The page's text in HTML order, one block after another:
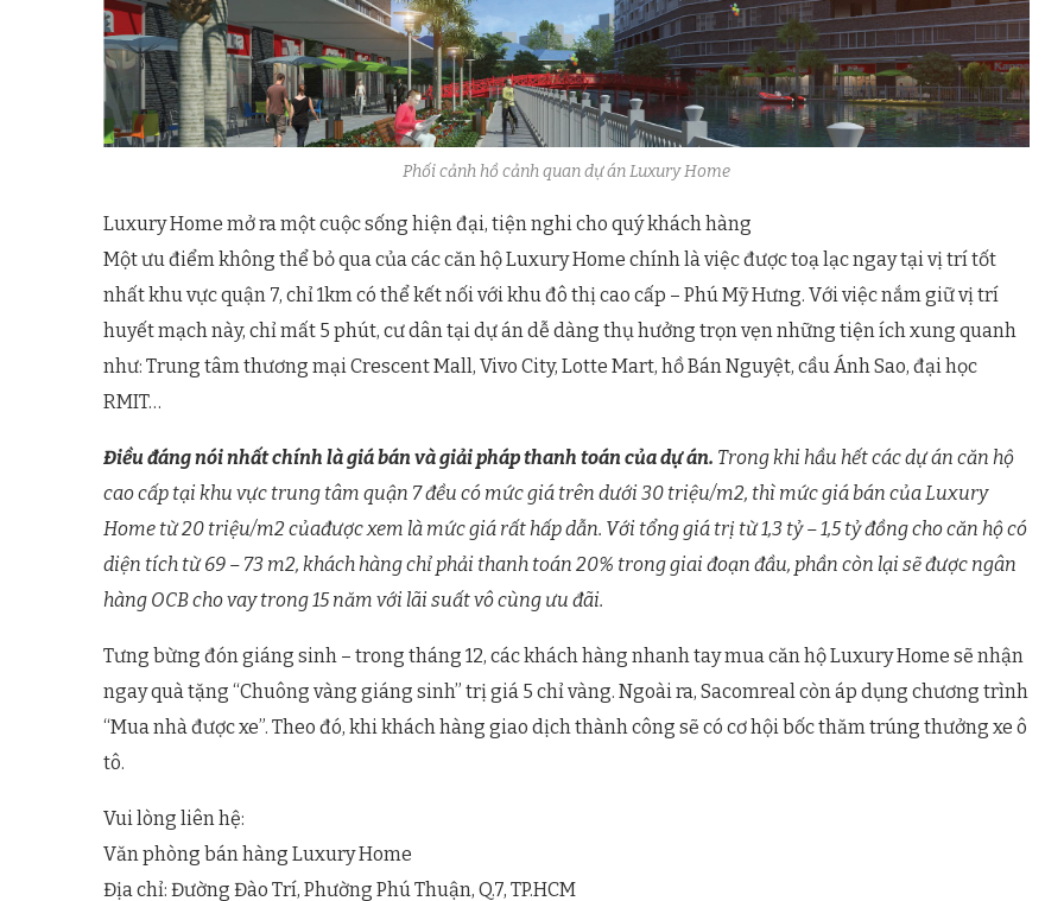
Phối cảnh hồ cảnh quan dự án Luxury Home
Luxury Home mở ra một cuộc sống hiện đại, tiện nghi cho quý khách hàng
Một ưu điểm không thể bỏ qua của các căn hộ Luxury Home chính là việc được toạ lạc ngay tại vị trí tốt
nhất khu vực quận 7, chỉ 1km có thể kết nối với khu đô thị cao cấp – Phú Mỹ Hưng. Với việc nắm giữ vị trí
huyết mạch này, chỉ mất 5 phút, cư dân tại dự án dễ dàng thụ hưởng trọn vẹn những tiện ích xung quanh
như: Trung tâm thương mại Crescent Mall, Vivo City, Lotte Mart, hồ Bán Nguyệt, cầu Ánh Sao, đại học
RMIT…
Điều đáng nói nhất chính là giá bán và giải pháp thanh toán của dự án. Trong khi hầu hết các dự án căn hộ
cao cấp tại khu vực trung tâm quận 7 đều có mức giá trên dưới 30 triệu/m2, thì mức giá bán của Luxury
Home từ 20 triệu/m2 củađược xem là mức giá rất hấp dẫn. Với tổng giá trị từ 1,3 tỷ – 1,5 tỷ đồng cho căn hộ có
diện tích từ 69 – 73 m2, khách hàng chỉ phải thanh toán 20% trong giai đoạn đầu, phần còn lại sẽ được ngân
hàng OCB cho vay trong 15 năm với lãi suất vô cùng ưu đãi.
Tưng bừng đón giáng sinh – trong tháng 12, các khách hàng nhanh tay mua căn hộ Luxury Home sẽ nhận
ngay quà tặng “Chuông vàng giáng sinh” trị giá 5 chỉ vàng. Ngoài ra, Sacomreal còn áp dụng chương trình
“Mua nhà được xe”. Theo đó, khi khách hàng giao dịch thành công sẽ có cơ hội bốc thăm trúng thưởng xe ô
tô.
Vui lòng liên hệ:
Văn phòng bán hàng Luxury Home
Địa chỉ: Đường Đào Trí, Phường Phú Thuận, Q.7, TP.HCM